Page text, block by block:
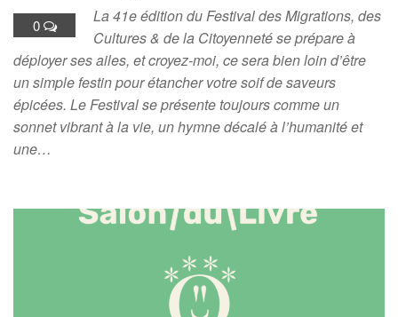
0
La 41e édition du Festival des Migrations, des
Cultures & de la Citoyenneté se prépare à
déployer ses ailes, et croyez-moi, ce sera bien loin d’être
un simple festin pour étancher votre soif de saveurs
épicées. Le Festival se présente toujours comme un
sonnet vibrant à la vie, un hymne décalé à l’humanité et
une…